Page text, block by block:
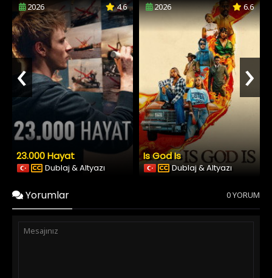
2026 4.6
23.000 Hayat
Dublaj & Altyazı
2026 6.6
Is God Is
Dublaj & Altyazı
‹ ›
Yorumlar 0 YORUM